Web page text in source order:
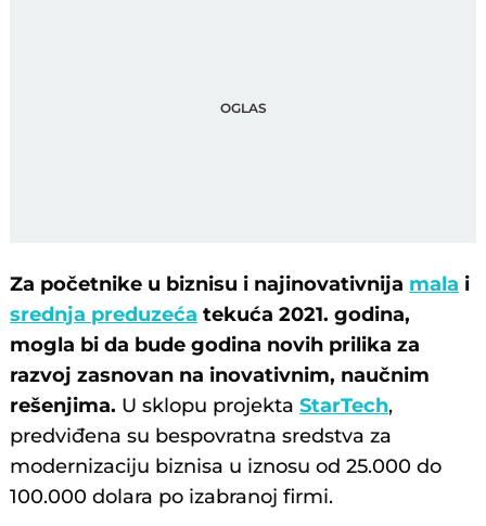
Za početnike u biznisu i najinovativnija mala i
srednja preduzeća tekuća 2021. godina,
mogla bi da bude godina novih prilika za
razvoj zasnovan na inovativnim, naučnim
rešenjima. U sklopu projektaStarTech,
predviđena su bespovratna sredstva za
modernizaciju biznisa u iznosu od 25.000 do
100.000 dolara po izabranoj firmi.